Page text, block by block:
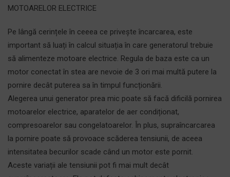
MOTOARELOR ELECTRICE
Pe lângă cerințele în ceeea ce privește încarcarea, este
important să luați în calcul situația în care generatorul trebuie
să alimenteze motoare electrice. Regula de baza este ca un
motor conectat în stea are nevoie de 3 ori mai multă putere la
pornire decât puterea sa în timpul funcționării.
Alegerea unui generator prea mic poate să facă dificilă pornirea
motoarelor electrice, aparatelor de aer condiționat,
compresoarelor sau congelatoarelor. În plus, supraîncarcarea
la pornire poate să provoace scăderea tensiunii, de aceea
intensitatea becurilor scade când un motor este pornit.
Aceste variații ale tensiunii pot fi mai mult decât